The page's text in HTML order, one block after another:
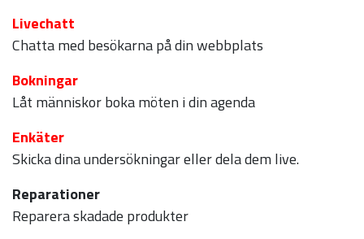
Livechatt
Chatta med besökarna på din webbplats
Bokningar
Låt människor boka möten i din agenda
Enkäter
Skicka dina undersökningar eller dela dem live.
Reparationer
Reparera skadade produkter